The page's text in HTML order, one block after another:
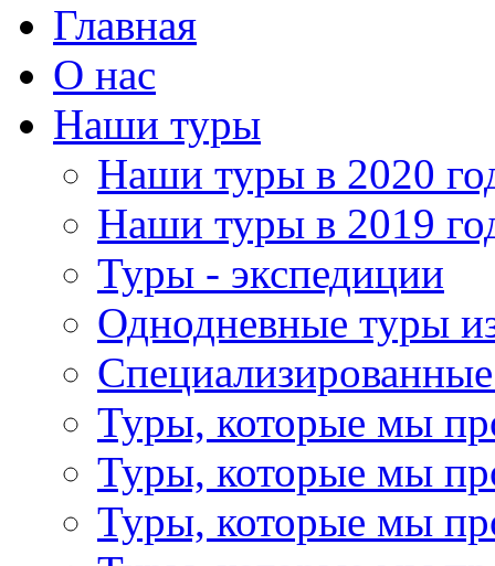
Главная
О нас
Наши туры
Наши туры в 2020
Наши туры в 2019
Туры - экспедиции
Однодневные туры
Туры, которые мы
Туры, которые мы
Туры, которые мы